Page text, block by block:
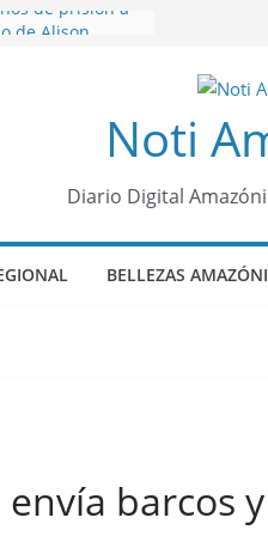
de prisión a
Colo de Chile
nueva reina por
una alerta
Noti
Diario Digital
BELLEZAS
barcos